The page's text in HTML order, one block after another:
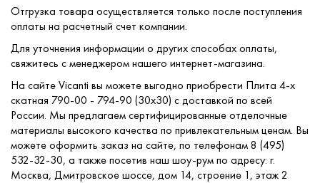
Отгрузка товара осуществляется только после поступления
оплаты на расчетный счет компании.
Для уточнения информации о других способах оплаты,
свяжитесь с менеджером нашего интернет-магазина.
На сайте Vicanti вы можете выгодно приобрести Плита 4-х
скатная 790-00 - 794-90 (30x30) с доставкой по всей
России. Мы предлагаем сертифицированные отделочные
материалы высокого качества по привлекательным ценам. Вы
можете оформить заказ на сайте, по телефонам 8 (495)
532-32-30, а также посетив наш шоу-рум по адресу: г.
Москва, Дмитровское шоссе, дом 14, строение 1, этаж 2